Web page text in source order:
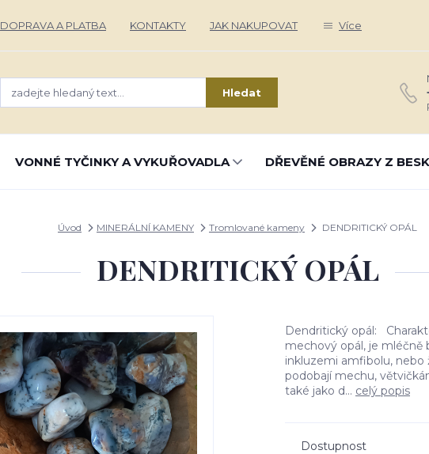
DOPRAVA A PLATBA KONTAKTY JAK NAKUPOVAT Více
Hledat
VONNÉ TYČINKY A VYKUŘOVADLA DŘEVĚNÉ OBRAZY Z
Úvod MINERÁLNÍ KAMENY Tromlované kameny DENDRITICKÝ OPÁL
DENDRITICKÝ OPÁL
Dendritický opál:
mechový opál, je mléčně
inkluzemi amfibolu,
podobají mechu,
také jako d... celý popis
Dostupnost